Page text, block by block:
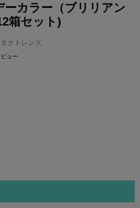
ーカラー（ブリリアン
箱セット)
クトレンズ
ビュー